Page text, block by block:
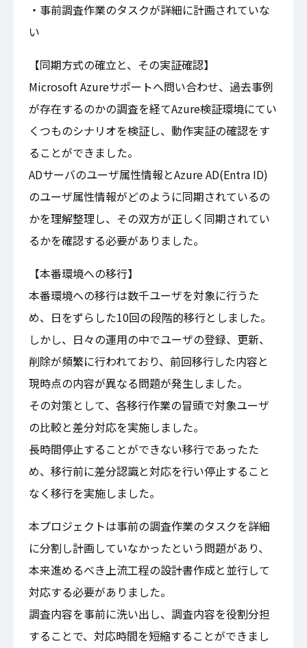
・事前調査作業のタスクが詳細に計画されていな
い
【同期方式の確立と、その実証確認】
Microsoft Azureサポートへ問い合わせ、過去事例
が存在するのかの調査を経てAzure検証環境にてい
くつものシナリオを検証し、動作実証の確認をす
ることができました。
ADサーバのユーザ属性情報とAzure AD(Entra ID)
のユーザ属性情報がどのように同期されているの
かを理解整理し、その双方が正しく同期されてい
るかを確認する必要がありました。
【本番環境への移行】
本番環境への移行は数千ユーザを対象に行うた
め、日をずらした10回の段階的移行としました。
しかし、日々の運用の中でユーザの登録、更新、
削除が頻繁に行われており、前回移行した内容と
現時点の内容が異なる問題が発生しました。
その対策として、各移行作業の冒頭で対象ユーザ
の比較と差分対応を実施しました。
長時間停止することができない移行であったた
め、移行前に差分認識と対応を行い停止すること
なく移行を実施しました。
本プロジェクトは事前の調査作業のタスクを詳細
に分割し計画していなかったという問題があり、
本来進めるべき上流工程の設計書作成と並行して
対応する必要がありました。
調査内容を事前に洗い出し、調査内容を役割分担
することで、対応時間を短縮することができまし